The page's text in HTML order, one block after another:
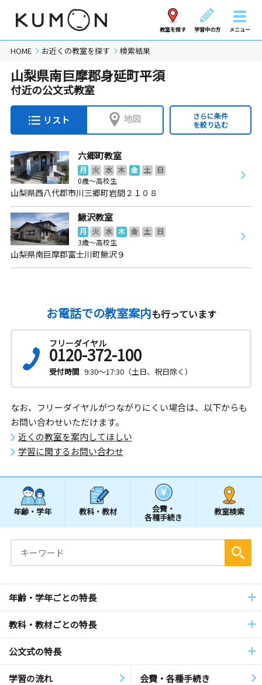
教室を探す 学習中の方 メニュー
HOME お近くの教室を探す 検索結果
山梨県南巨摩郡身延町平須
付近の公文式教室
リスト 地図
さらに条件
を絞り込む
六郷町教室
月 火 水 木 金 土
日
0歳～高校生
山梨県西八代郡市川三郷町岩間２１０８
鰍沢教室
月 火 水 木 金 土
日
3歳～高校生
山梨県南巨摩郡富士川町鰍沢９
お電話での教室案内も行っています
フリーダイヤル
0120-372-100
受付時間 9:30～17:30（土日、祝日除く）
なお、フリーダイヤルがつながりにくい場合は、以下からも
お問い合わせいただけます。
近くの教室を案内してほしい
学習に関するお問い合わせ
年齢・学年 教科・教材 会費・
各種手続き
教室検索
年齢・学年ごとの特長
教科・教材ごとの特長
公文式の特長
学習の流れ 会費・各種手続き